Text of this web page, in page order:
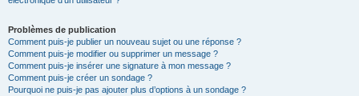
Problèmes de publication
Comment puis-je publier un nouveau sujet ou une réponse ?
Comment puis-je modifier ou supprimer un message ?
Comment puis-je insérer une signature à mon message ?
Comment puis-je créer un sondage ?
Pourquoi ne puis-je pas ajouter plus d’options à un sondage ?